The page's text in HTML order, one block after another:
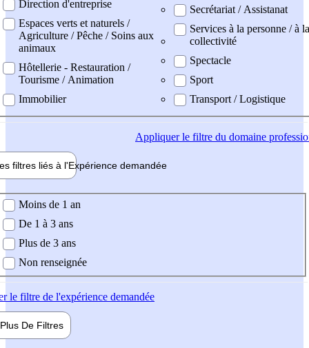
Direction d'entreprise
Espaces verts et naturels /
Agriculture / Pêche / Soins aux
animaux
Hôtellerie - Restauration /
Tourisme / Animation
Immobilier
Secrétariat / Assistanat
Services à la personne / à la
collectivité
Spectacle
Sport
Transport / Logistique
Appliquerle filtre du domaine
filtres liés à l'Expérience demandée
demandée
Moins de 1 an
De 1 à 3 ans
Plus de 3 ans
Non renseignée
le filtre de l'expérience demandée
Plus De Filtres